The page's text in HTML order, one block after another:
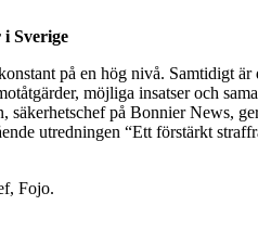
Sverige
på en hög nivå. Samtidigt
möjliga insatser och
säkerhetschef på Bonnier News,
utredningen “Ett förstärkt
Fojo.